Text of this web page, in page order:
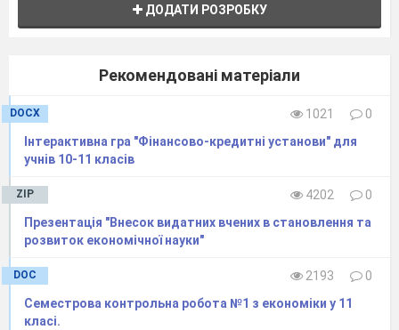
ДОДАТИ РОЗРОБКУ
Рекомендовані матеріали
DOCX 1021
0
Інтерактивна гра "Фінансово-кредитні установи" для
учнів 10-11 класів
ZIP 4202
0
Презентація "Внесок видатних вчених в становлення та
розвиток економічної науки"
DOC 2193
0
Семестрова контрольна робота №1 з економіки у 11
класі.